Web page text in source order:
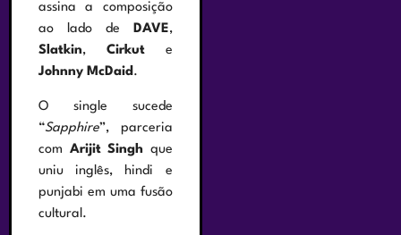
assina a composição
ao lado de DAVE,
Slatkin, Cirkut e
Johnny McDaid.
O single sucede
“Sapphire”, parceria
com Arijit Singh que
uniu inglês, hindi e
punjabi em uma fusão
cultural.